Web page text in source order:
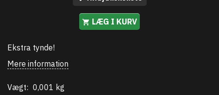
LÆG I KURV
Ekstra tynde!
Mere information
Vægt: 0,001 kg